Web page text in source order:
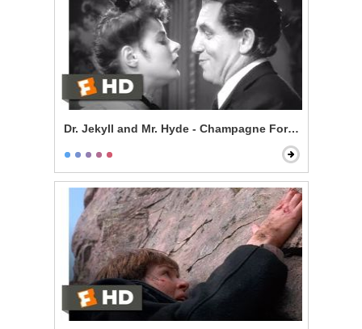
Dr. Jekyll and Mr. Hyde - Champagne For Mr. Hyde